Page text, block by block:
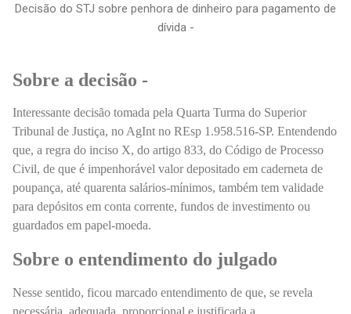
Decisão do STJ sobre penhora de dinheiro para pagamento de
dívida -
Sobre a decisão -
Interessante decisão tomada pela Quarta Turma do Superior
Tribunal de Justiça, no AgInt no REsp 1.958.516-SP. Entendendo
que, a regra do inciso X, do artigo 833, do Código de Processo
Civil, de que é impenhorável valor depositado em caderneta de
poupança, até quarenta salários-mínimos, também tem validade
para depósitos em conta corrente, fundos de investimento ou
guardados em papel-moeda.
Sobre o entendimento do julgado
Nesse sentido, ficou marcado entendimento de que, se revela
necessária, adequada, proporcional e justificada a